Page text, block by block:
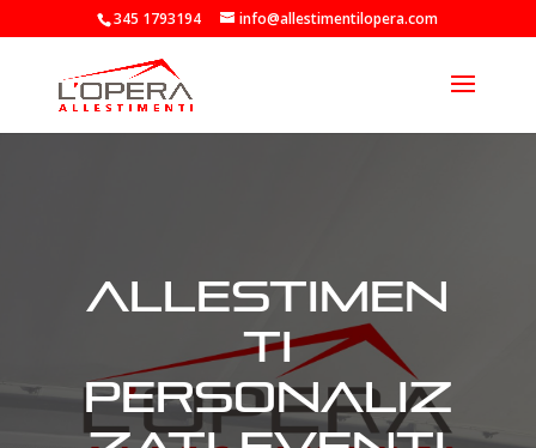
345 1793194 info@allestimentilopera.com
allestimen
ti
personaliz